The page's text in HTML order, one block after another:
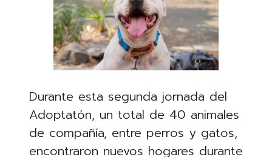
Durante esta segunda jornada del
Adoptatón, un total de 40 animales
de compañía, entre perros y gatos,
encontraron nuevos hogares durante